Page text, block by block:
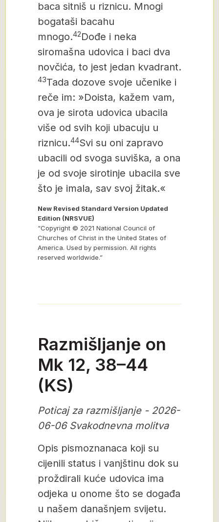
baca sitniš u riznicu. Mnogi
bogataši bacahu
mnogo.42Dođe i neka
siromašna udovica i baci dva
novčića, to jest jedan kvadrant.
43Tada dozove svoje učenike i
reče im: »Doista, kažem vam,
ova je sirota udovica ubacila
više od svih koji ubacuju u
riznicu.44Svi su oni zapravo
ubacili od svoga suviška, a ona
je od svoje sirotinje ubacila sve
što je imala, sav svoj žitak.«
New Revised Standard Version Updated
Edition (NRSVUE)
“Copyright © 2021 National Council of
Churches of Christ in the United States of
America. Used by permission. All rights
reserved worldwide.”
Razmišljanje on
Mk 12, 38–44
(KS)
Poticaj za razmišljanje - 2026-
06-06 Svakodnevna molitva
Opis pismoznanaca koji su
cijenili status i vanjštinu dok su
proždirali kuće udovica ima
odjeka u onome što se događa
u našem današnjem svijetu.